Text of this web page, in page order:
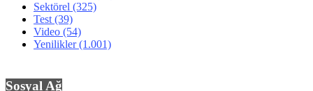
Sektörel (325)
Test (39)
Video (54)
Yenilikler(1.001)
Sosyal Ağ